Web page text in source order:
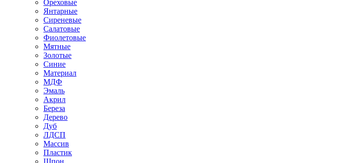
Ореховые
Янтарные
Сиреневые
Салатовые
Фиолетовые
Мятные
Золотые
Синие
Материал
МДФ
Эмаль
Акрил
Береза
Дерево
Дуб
ЛДСП
Массив
Пластик
Шпон